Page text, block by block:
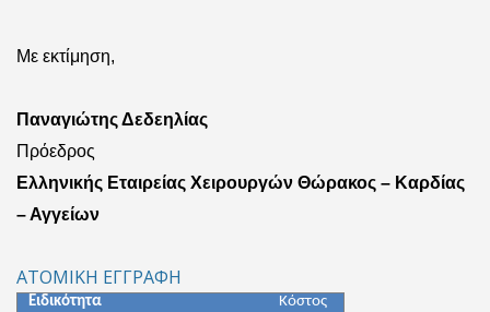
Με εκτίμηση,
Παναγιώτης Δεδεηλίας
Πρόεδρος
Ελληνικής Εταιρείας Χειρουργών Θώρακος – Καρδίας
– Αγγείων
ATOMIKH ΕΓΓΡΑΦΗ
Ειδικότητα
Κόστος